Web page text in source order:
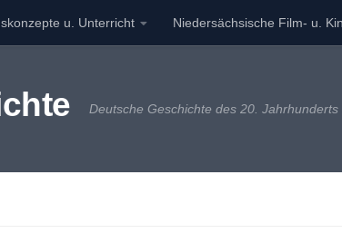
u. Unterricht Niedersächsische Film- u.
Deutsche Geschichte des 20. Jahrhunderts